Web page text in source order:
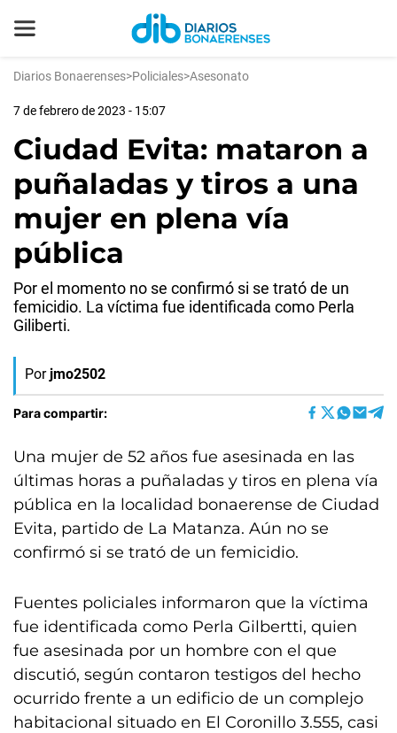
Diarios Bonaerenses>Policiales>Asesonato
7 de febrero de 2023 - 15:07
Ciudad Evita: mataron a
puñaladas y tiros a una
mujer en plena vía
pública
Por el momento no se confirmó si se trató de un
femicidio. La víctima fue identificada como Perla
Giliberti.
Por jmo2502
Para compartir:
Una mujer de 52 años fue asesinada en las
últimas horas a puñaladas y tiros en plena vía
pública en la localidad bonaerense de Ciudad
Evita, partido de La Matanza. Aún no se
confirmó si se trató de un femicidio.
Fuentes policiales informaron que la víctima
fue identificada como Perla Gilbertti, quien
fue asesinada por un hombre con el que
discutió, según contaron testigos del hecho
ocurrido frente a un edificio de un complejo
habitacional situado en El Coronillo 3.555, casi